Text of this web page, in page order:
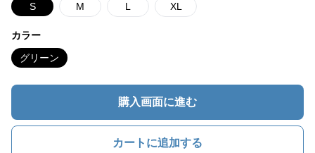
S M L XL
カラー
グリーン
購入画面に進む
カートに追加する